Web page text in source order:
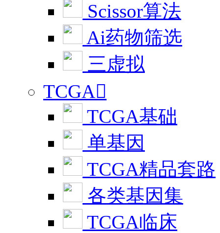
Scissor算法
Ai药物筛选
三虚拟
TCGA
TCGA基础
单基因
TCGA精品套路
各类基因集
TCGA临床